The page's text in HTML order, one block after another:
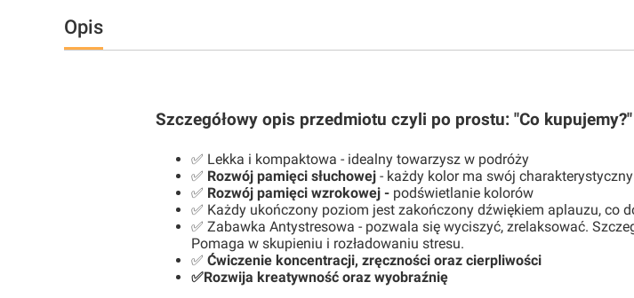
Opis
Szczegółowy opis przedmiotu czyli po prostu: "Co kupujemy?"
✅ Lekka i kompaktowa - idealny towarzysz w podróży
✅ Rozwój pamięci słuchowej- każdy kolor ma swój
✅ Rozwój pamięci wzrokowej - podświetlanie kolorów
✅ Każdy ukończony poziom jest zakończony dźwiękiem aplauzu, co
✅ Zabawka Antystresowa - pozwala się wyciszyć, zrelaksować.
Pomaga w skupieniu i rozładowaniu stresu.
✅ Ćwiczenie koncentracji, zręczności oraz cierpliwości
✅Rozwija kreatywność oraz wyobraźnię